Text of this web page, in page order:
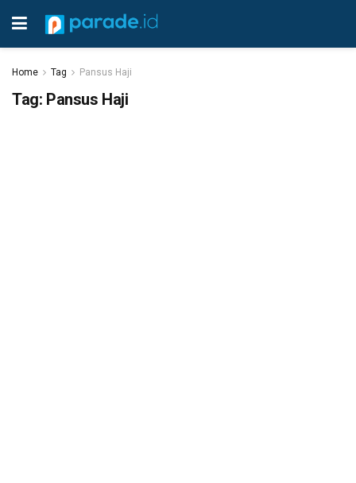
Home Tag Pansus Haji
Tag: Pansus Haji